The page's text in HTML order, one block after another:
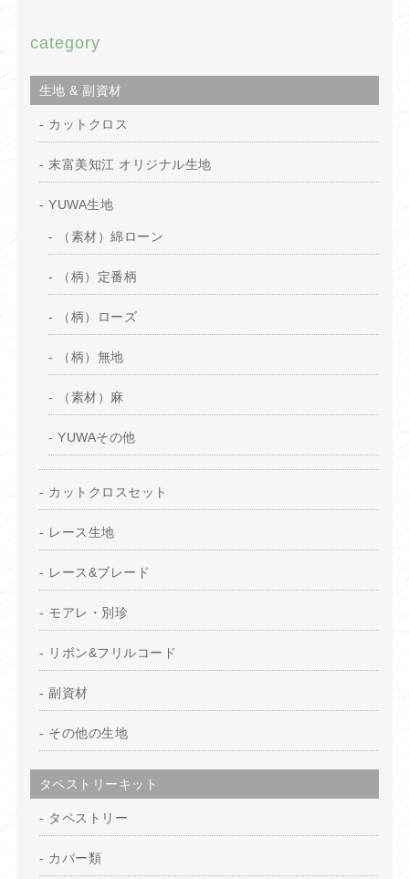
category
生地 & 副資材
カットクロス
末富美知江 オリジナル生地
YUWA生地
（素材）綿ローン
（柄）定番柄
（柄）ローズ
（柄）無地
（素材）麻
YUWAその他
カットクロスセット
レース生地
レース&ブレード
モアレ・別珍
リボン&フリルコード
副資材
その他の生地
タペストリーキット
タペストリー
カバー類